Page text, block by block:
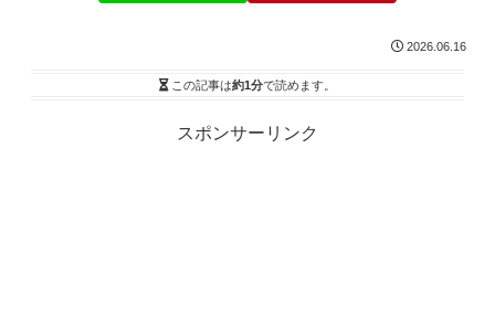
2026.06.16
この記事は約1分で読めます。
スポンサーリンク